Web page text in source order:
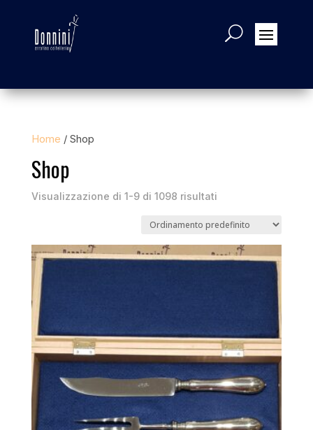
Home / Shop
Shop
Visualizzazione di 1-9 di 1098 risultati